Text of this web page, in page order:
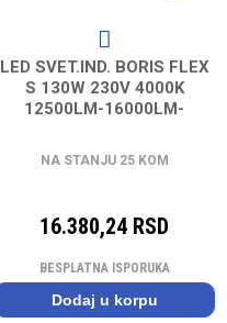
LED SVET.IND. BORIS FLEX
S 130W 230V 4000K
12500LM-16000LM-
NA STANJU 25 KOM
16.380,24 RSD
BESPLATNA ISPORUKA
Dodaj u korpu